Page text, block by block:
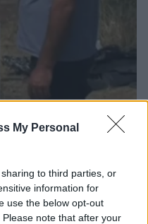
My Personal
to third parties, or
information for
use the below opt-out
note that after your
τροχαίο στις